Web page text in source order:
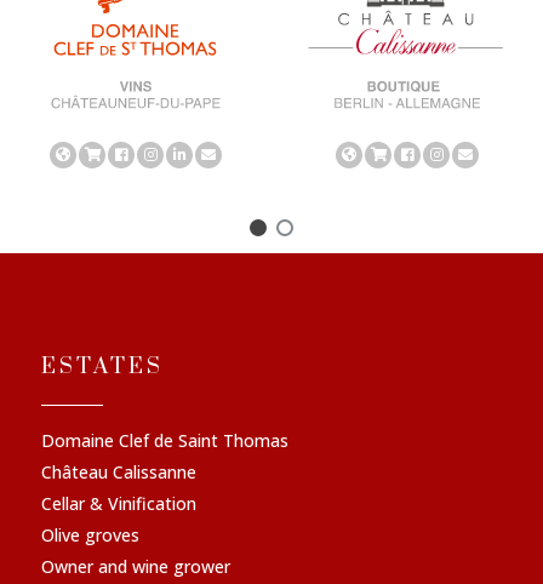
ESTATES
Domaine Clef de Saint Thomas
Château Calissanne
Cellar & Vinification
Olive groves
Owner and wine grower